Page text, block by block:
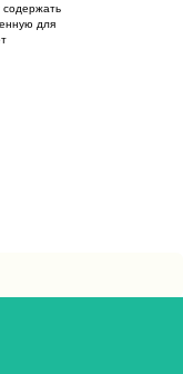
содержать
для